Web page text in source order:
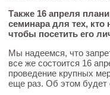
Также 16 апреля
семинара для тех,
чтобы посетить его
Мы надеемся, что
все же состоится 16
проведение крупных
еще раз. Об этом будет